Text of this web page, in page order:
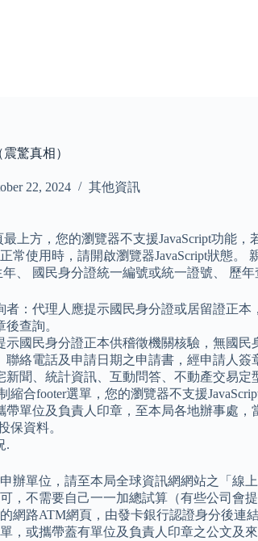
驚真相）
22, 2024 其他資訊
上方，您的瀏覽器不支援JavaScript功能
常使用時，請開啟瀏覽器JavaScript狀態
、 國民身分證統一編號或統一證號、 歷
者：代理人應提示國民身分證或居留證正
查詢。
示國民身分證正本供稽徵機關核驗，無國
聯絡電話及申請日期之申請書，經申請人簽
新聞、統計資訊、互動問答、不動產交易定
縮合footer選單，您的瀏覽器不支援
帶單位及負責人印章，至本局各地辦事處
保資料。
.
辦單位，請至本局全球資訊網網站之「線
，不需要自己一一加總試算（有些公司會
網路ATM網頁，由發卡銀行認證身分後連
，或攜帶蓋有單位及負責人印章之公文及